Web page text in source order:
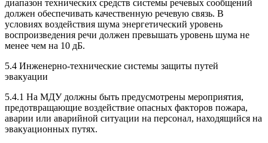
диапазон технических средств системы речевых сообщений
должен обеспечивать качественную речевую связь. В
условиях воздействия шума энергетический уровень
воспроизведения речи должен превышать уровень шума не
менее чем на 10 дБ.
5.4 Инженерно-технические системы защиты путей
эвакуации
5.4.1 На МДУ должны быть предусмотрены мероприятия,
предотвращающие воздействие опасных факторов пожара,
аварии или аварийной ситуации на персонал, находящийся на
эвакуационных путях.